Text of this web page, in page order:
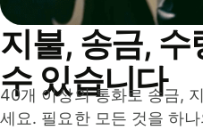
지불, 송금,
수 있습니다
40개 이상의 통화로 송금,
세요. 필요한 모든 것을 하